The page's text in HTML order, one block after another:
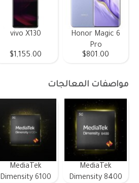
Honor Magic 6
Pro
$801.00
vivo X130
$1,155.00
مواصفات المعالجات
MediaTek
Dimensity 8400
MediaTek
Dimensity 6100